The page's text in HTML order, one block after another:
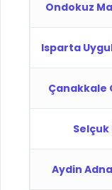
Ondokuz
Isparta
Çanakkale
Aydin